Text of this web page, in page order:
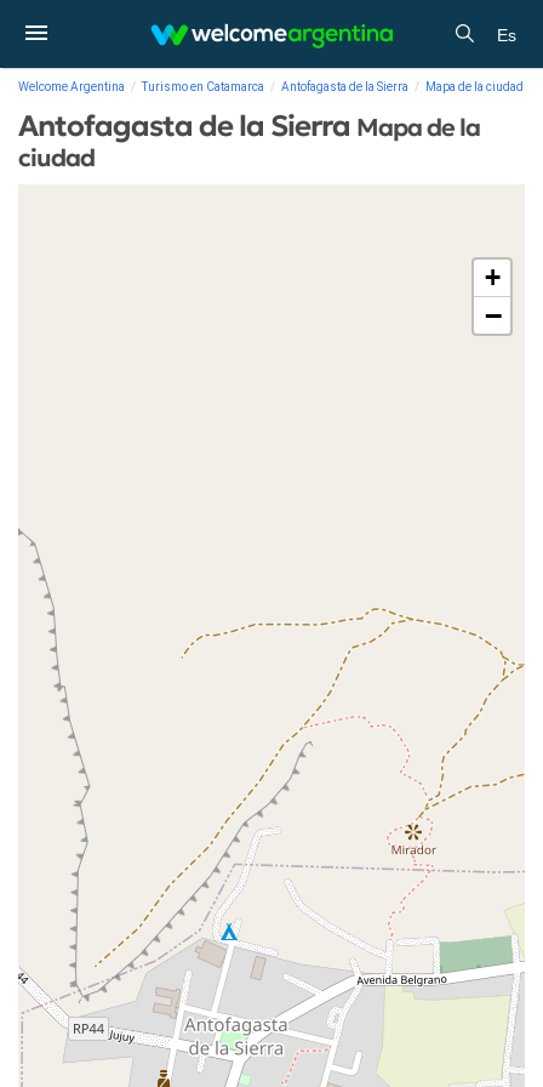
Es
Welcome Argentina Turismo en Catamarca Antofagasta de la Sierra Mapa de la ciudad
Antofagasta de la Sierra Mapa de la
ciudad
+
−